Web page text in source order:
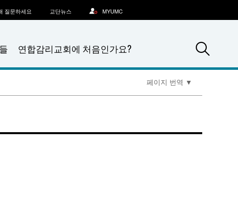
연합감리교회에 처음인가요?
질문하세요 교단뉴스 MYUMC
페이지 번역 ▼